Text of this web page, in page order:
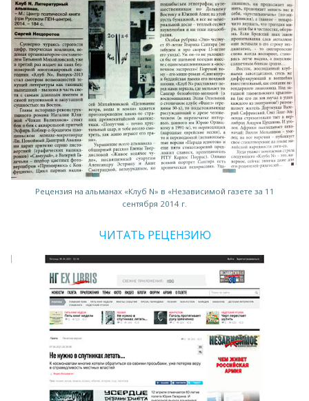
Рецензия на альманах «Клуб N» в «Независимой газете за 11
сентября 2014 г.
ЧИТАТЬ РЕЦЕНЗИЮ